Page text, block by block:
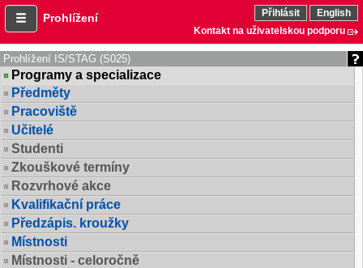
Prohlížení Přihlásit
English
Kontakt na uživatelskou podporu
Prohlížení IS/STAG (S025)
Programy a specializace
Předměty
Pracoviště
Učitelé
Studenti
Zkouškové termíny
Rozvrhové akce
Kvalifikační práce
Předzápis. kroužky
Místnosti
Místnosti - celoročně